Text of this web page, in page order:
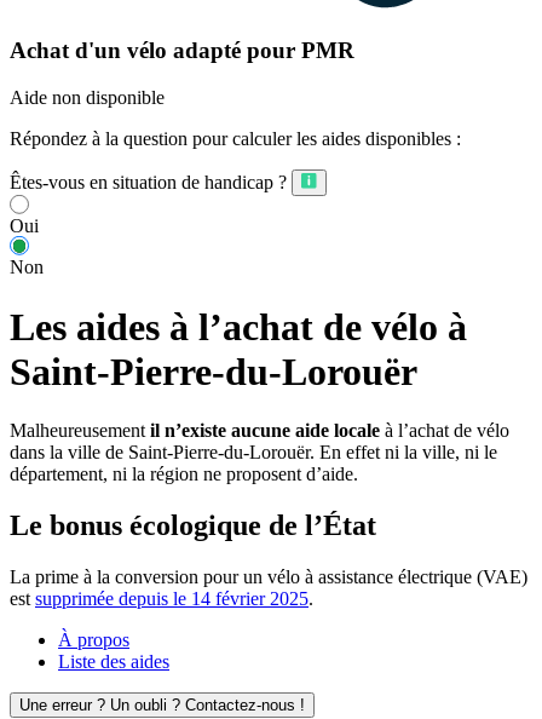
Achat d'un vélo adapté pour PMR
Aide non disponible
Répondez à la question pour calculer les aides disponibles :
Êtes-vous en situation de handicap ?
Oui
Non
Les aides à l’achat de vélo à
Saint-Pierre-du-Lorouër
Malheureusement il n’existe aucune aide locale à l’achat de vélo
dans la ville de Saint-Pierre-du-Lorouër. En effet ni la ville, ni le
département, ni la région ne proposent d’aide.
Le bonus écologique de l’État
La prime à la conversion pour un vélo à assistance électrique (VAE)
est supprimée depuis le 14 février 2025.
À propos
Liste des aides
Une erreur ? Un oubli ? Contactez-nous !